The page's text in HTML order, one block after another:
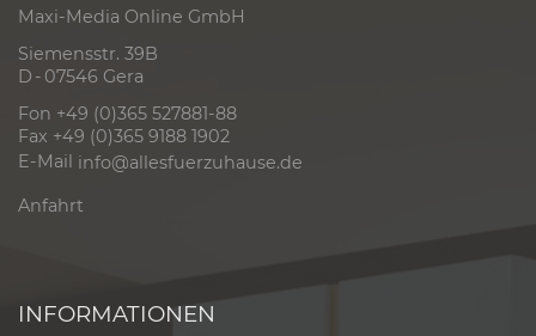
Maxi-Media Online GmbH
Siemensstr. 39B
D - 07546 Gera
Fon +49 (0)365 527881-88
Fax +49 (0)365 9188 1902
E-Mail info@allesfuerzuhause.de
Anfahrt
INFORMATIONEN